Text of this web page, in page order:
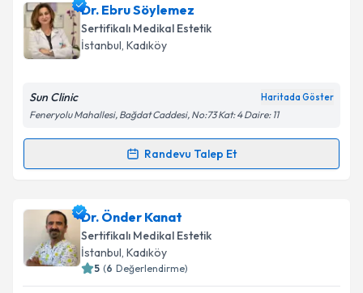
Takvim Talebini Gönder
Dr. Dilek Kubilayiçin randevu takvimi talebi
oluşturun. Size bu uzmandan randevu almanız için bir
takvim hazırlandığında e-posta ile bilgilendireceğiz.
Kişisel verilerimin işlenmesine ilişkin
Metni'ni okudum ve kişisel verilerimin belirtilen
Takvim Talebini Gönder
Dr. Ebru Söylemez
Sertifikalı Medikal Estetik
İstanbul, Kadıköy
Sun Clinic Haritada Göster
Feneryolu Mahallesi, Bağdat Caddesi, No:73 Kat: 4 Daire: 11
Randevu Talep Et
Randevu Takvimi Talebi
Dr. Ebru Söylemeziçin randevu takvimi talebi
oluşturun. Size bu uzmandan randevu almanız için bir
takvim hazırlandığında e-posta ile bilgilendireceğiz.
Dr. Önder Kanat
Sertifikalı Medikal Estetik
İstanbul, Kadıköy
5 (6 Değerlendirme)